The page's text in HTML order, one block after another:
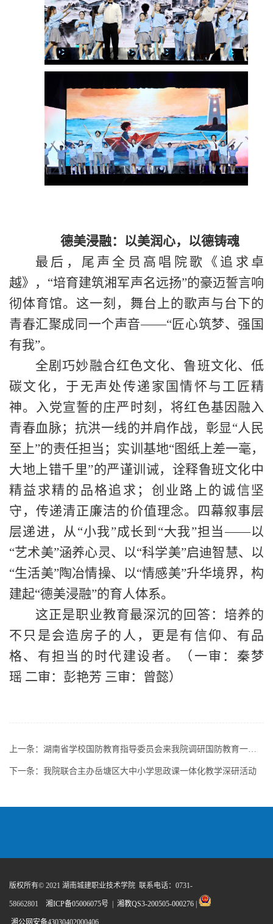
德美浸融：以美润心，以德铸魂
最后， 尾声全员高唱院歌《追求卓
越》， “培育建筑湘军声名远扬”的豪迈誓言响
彻体育馆。这一刻，舞台上的歌声与台下的
青春汇聚成同一个声音——“匠心筑梦、强国
有我”。
全剧巧妙融合红色文化、鲁班文化、 低
碳文化 ，于无声处传递家国情怀与工匠精
神。入党宣誓的庄严时刻，将红色基因融入
青春血脉；抗洪一线的并肩作战，彰显“人民
至上”的责任担当；实训基地“图纸上差一毫，
大地上错千里”的严谨训诫，诠释鲁班文化中
精益求精的品格追求；创业路上的诚信坚
守，传递清正廉洁的价值理念。 四幕叙事层
层递进，从“小我”成长到“大我”担当——以
“艺术美”涵养心灵、以“科学美”启迪智慧、以
“生活美”陶冶情操、以“情感美”升华境界，构
建起“德美浸融”的育人体系。
这正是职业教育最深沉的回答：培养的
不只是会造房子的人，更是有信仰、有品
格、有担当的时代建设者。
（一审 ：秦梦
瑶 二审：彭艳芳 三审：曾懿）
上一条： 湖南省学校国防教育指导委员会来我院调研国防教育一体化建设
下一条： 我院联合主办岳塘区大中小学思政课一体化教学深研活动
版权所有© 2021 湖南城建职业技术学院 联系电话：0731-
58662801 湘ICP备05006075号 湘教QS3-200505-000276